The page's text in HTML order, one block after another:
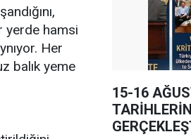
yerde hamsi
Her
balık yeme
15-16